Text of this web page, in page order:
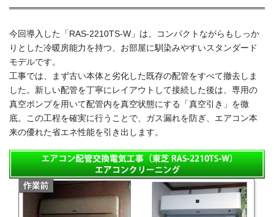
今回導入した「RAS-2210TS-W」は、コンパクトながらもしっか
りとした冷暖房能力を持つ、お部屋に馴染みやすいスタンダード
モデルです。
工事では、まず古い本体と劣化した既存の配管をすべて撤去しま
した。新しい配管を丁寧にレイアウトして接続した後は、専用の
真空ポンプを用いて配管内を真空状態にする「真空引き」を徹
底。この工程を確実に行うことで、ガス漏れを防ぎ、エアコン本
来の優れた省エネ性能を引き出します。